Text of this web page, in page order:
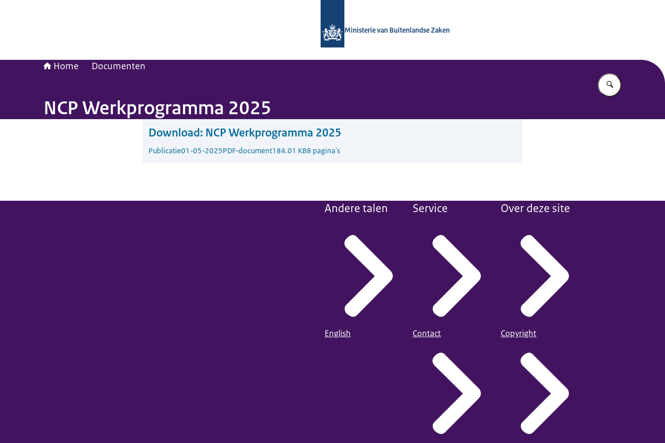
Ministerie van Buitenlandse Zaken
Home Documenten
Vul in wat u
NCP Werkprogramma 2025
Download: NCP Werkprogramma 2025
Publicatie01-05-2025PDF-document184.01 KB8 pagina's
Andere talen
English
Service
Contact
Over deze site
Copyright